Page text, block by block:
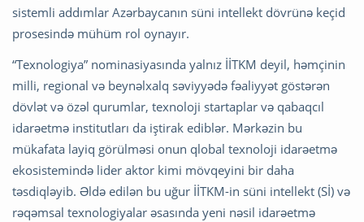
sistemli addımlar Azərbaycanın süni intellekt dövrünə keçid
prosesində mühüm rol oynayır.
“Texnologiya” nominasiyasında yalnız İİTKM deyil, həmçinin
milli, regional və beynəlxalq səviyyədə fəaliyyət göstərən
dövlət və özəl qurumlar, texnoloji startaplar və qabaqcıl
idarəetmə institutları da iştirak ediblər. Mərkəzin bu
mükafata layiq görülməsi onun qlobal texnoloji idarəetmə
ekosistemində lider aktor kimi mövqeyini bir daha
təsdiqləyib. Əldə edilən bu uğur İİTKM-in süni intellekt (Sİ) və
rəqəmsal texnologiyalar əsasında yeni nəsil idarəetmə